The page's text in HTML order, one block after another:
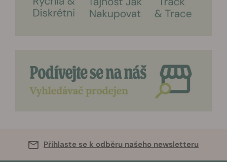
Přihlaste se k odběru našeho newsletteru